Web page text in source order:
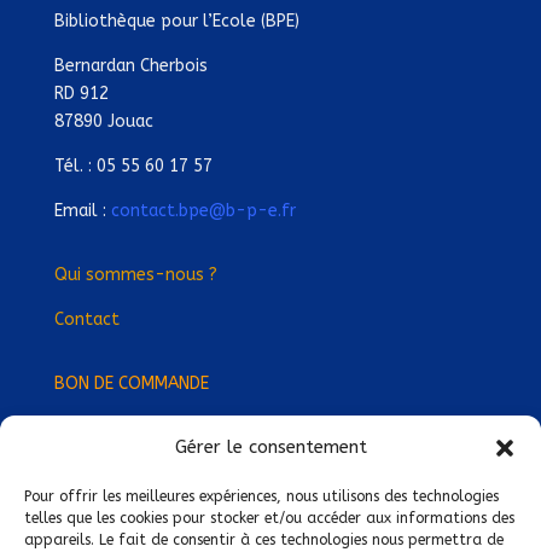
Gérer le consentement
Pour offrir les meilleures expériences, nous utilisons des technologies
telles que les cookies pour stocker et/ou accéder aux informations des
appareils. Le fait de consentir à ces technologies nous permettra de
Bibliothèque pour l’Ecole (BPE)
Bernardan Cherbois
RD 912
87890 Jouac
Tél. : 05 55 60 17 57
Email : contact.bpe@b-p-e.fr
Qui sommes-nous ?
Contact
BON DE COMMANDE
Devenez Délégué·e Régional·e !
Trouvez-nous près de chez vous !